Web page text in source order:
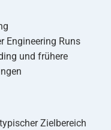
Engineering Runs
und frühere
Zielbereich